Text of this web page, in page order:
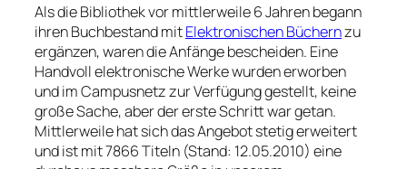
Als die Bibliothek vor mittlerweile 6 Jahren begann
ihren Buchbestand mitElektronischen Büchernzu
ergänzen, waren die Anfänge bescheiden. Eine
Handvoll elektronische Werke wurden erworben
und im Campusnetz zur Verfügung gestellt, keine
große Sache, aber der erste Schritt war getan.
Mittlerweile hat sich das Angebot stetig erweitert
und ist mit 7866 Titeln (Stand: 12.05.2010) eine